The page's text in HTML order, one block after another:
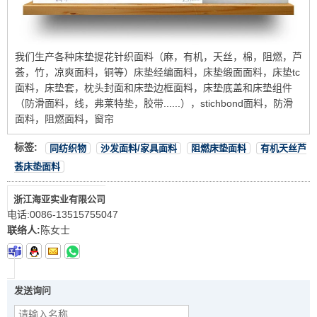
我们生产各种床垫提花针织面料（麻，有机，天丝，棉，阻燃，芦
荟，竹，凉爽面料，铜等）床垫经编面料，床垫缎面面料，床垫tc
面料，床垫套，枕头封面和床垫边框面料，床垫底盖和床垫组件
（防滑面料，线，弗莱特垫，胶带......），stichbond面料，防滑
面料，阻燃面料，窗帘
标签: 同纺织物 沙发面料/家具面料 阻燃床垫面料
有机天丝芦
荟床垫面料
浙江海亚实业有限公司
电话:0086-13515755047
联络人:陈女士
发送询问